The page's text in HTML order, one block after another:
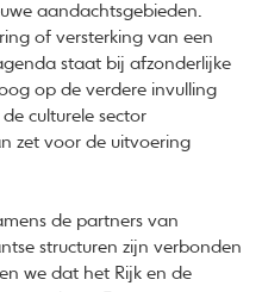
aandachtsgebieden.
of versterking van een
staat bij afzonderlijke
op de verdere invulling
culturele sector
zet voor de uitvoering
de partners van
structuren zijn verbonden
we dat het Rijk en de